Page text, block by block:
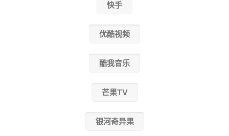
快手
优酷视频
酷我音乐
芒果TV
银河奇异果